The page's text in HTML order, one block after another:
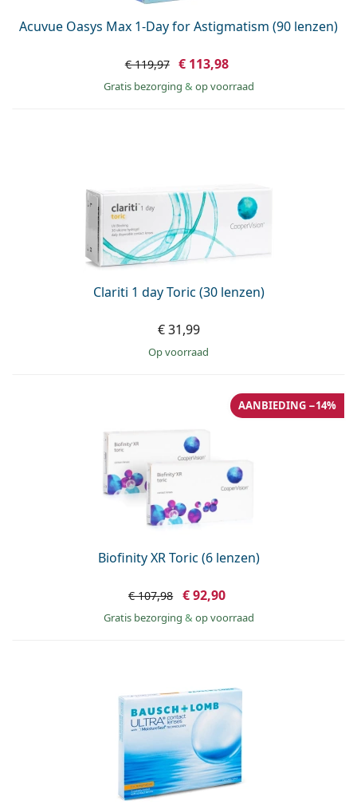
Acuvue Oasys Max 1-Day for Astigmatism (90 lenzen)
€ 119,97 € 113,98
Gratis bezorging & op voorraad
Clariti 1 day Toric (30 lenzen)
€ 31,99
op voorraad
Biofinity XR Toric (6 lenzen)
AANBIEDING −14%
€ 107,98 € 92,90
Gratis bezorging & op voorraad